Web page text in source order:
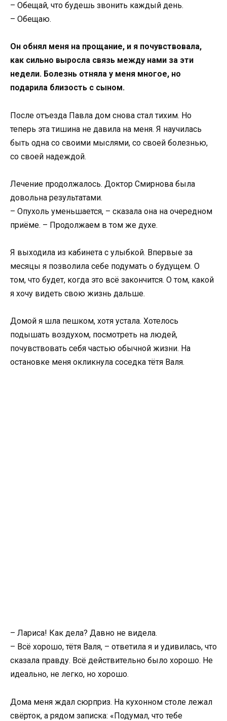
– Обещай, что будешь звонить каждый день.
– Обещаю.
Он обнял меня на прощание, и я почувствовала,
как сильно выросла связь между нами за эти
недели. Болезнь отняла у меня многое, но
подарила близость с сыном.
После отъезда Павла дом снова стал тихим. Но
теперь эта тишина не давила на меня. Я научилась
быть одна со своими мыслями, со своей болезнью,
со своей надеждой.
Лечение продолжалось. Доктор Смирнова была
довольна результатами.
– Опухоль уменьшается, – сказала она на очередном
приёме. – Продолжаем в том же духе.
Я выходила из кабинета с улыбкой. Впервые за
месяцы я позволила себе подумать о будущем. О
том, что будет, когда это всё закончится. О том, какой
я хочу видеть свою жизнь дальше.
Домой я шла пешком, хотя устала. Хотелось
подышать воздухом, посмотреть на людей,
почувствовать себя частью обычной жизни. На
остановке меня окликнула соседка тётя Валя.
– Лариса! Как дела? Давно не видела.
– Всё хорошо, тётя Валя, – ответила я и удивилась, что
сказала правду. Всё действительно было хорошо. Не
идеально, не легко, но хорошо.
Дома меня ждал сюрприз. На кухонном столе лежал
свёрток, а рядом записка: «Подумал, что тебе